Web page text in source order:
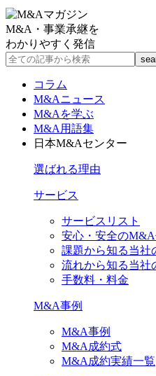
M&A・事業承継を
わかりやすく発信
コラム
M&Aニュース
M&Aを学ぶ
M&A用語集
日本M&Aセンター
選ばれる理由
サービス
サービスリスト
安心・安全の
課題から知る当社
流れから知る当社
手数料・料金
M&A事例
M&A事例
M&A成約式
M&A成約実績一覧